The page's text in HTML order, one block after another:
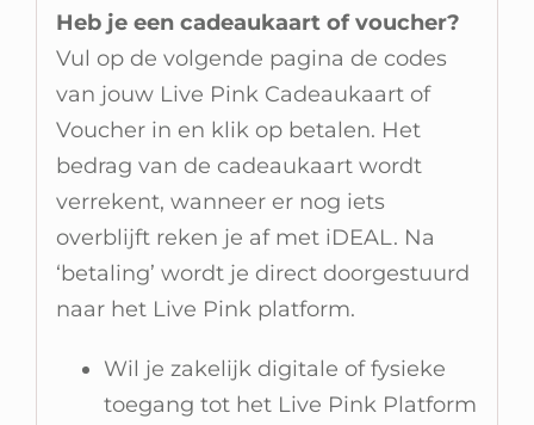
Heb je een cadeaukaart of voucher?
Vul op de volgende pagina de codes
van jouw Live Pink Cadeaukaart of
Voucher in en klik op betalen. Het
bedrag van de cadeaukaart wordt
verrekent, wanneer er nog iets
overblijft reken je af met iDEAL. Na
‘betaling’ wordt je direct doorgestuurd
naar het Live Pink platform.
Wil je zakelijk digitale of fysieke
toegang tot het Live Pink Platform